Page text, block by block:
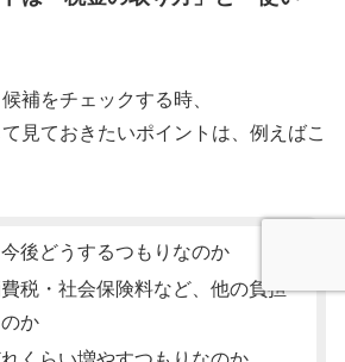
補をチェックする時、
見ておきたいポイントは、例えばこ
後どうするつもりなのか
税・社会保険料など、他の負担
か